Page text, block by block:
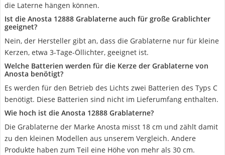
die Laterne hängen können.
Ist die Anosta 12888 Grablaterne auch für große Grablichter
geeignet?
Nein, der Hersteller gibt an, dass die Grablaterne nur für kleine
Kerzen, etwa 3-Tage-Öllichter, geeignet ist.
Welche Batterien werden für die Kerze der Grablaterne von
Anosta benötigt?
Es werden für den Betrieb des Lichts zwei Batterien des Typs C
benötigt. Diese Batterien sind nicht im Lieferumfang enthalten.
Wie hoch ist die Anosta 12888 Grablaterne?
Die Grablaterne der Marke Anosta misst 18 cm und zählt damit
zu den kleinen Modellen aus unserem Vergleich. Andere
Produkte haben zum Teil eine Höhe von mehr als 30 cm.